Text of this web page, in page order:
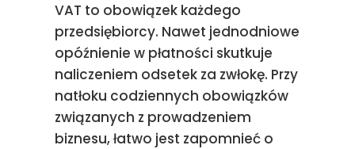
VAT to obowiązek każdego
przedsiębiorcy. Nawet jednodniowe
opóźnienie w płatności skutkuje
naliczeniem odsetek za zwłokę. Przy
natłoku codziennych obowiązków
związanych z prowadzeniem
biznesu, łatwo jest zapomnieć o